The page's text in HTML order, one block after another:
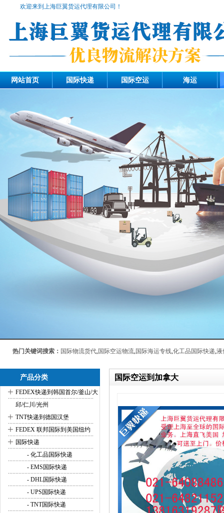
欢迎来到上海巨翼货运代理有限公司！
网站首页 国际快递 国际空运 海运
热门关键词搜索： 国际物流货代,国际空运物流,国际海运专线,化工品国际快递,液
产品分类
+ FEDEX快递到韩国首尔/釜山/大
邱/仁川/光州
+ TNT快递到德国汉堡
+ FEDEX 联邦国际到美国纽约
+ 国际快递
- 化工品国际快递
- EMS国际快递
- DHL国际快递
- UPS国际快递
- TNT国际快递
国际空运到加拿大